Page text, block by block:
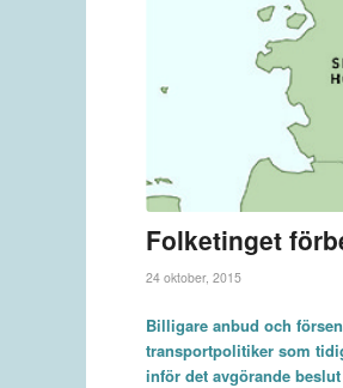
Folketinget
24 oktober, 2015
Billigare anbud och
transportpolitiker som
inför det avgörande